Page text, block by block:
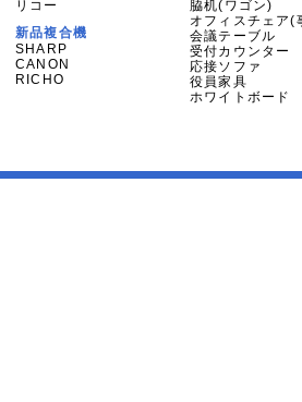
リコー
新品複合機
SHARP
CANON
RICHO
脇机(ワゴン)
オフィスチェア(
会議テーブル
受付カウンター
応接ソファ
役員家具
ホワイトボード